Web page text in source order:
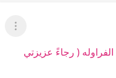
عرض
( رجاءً عزيزتي